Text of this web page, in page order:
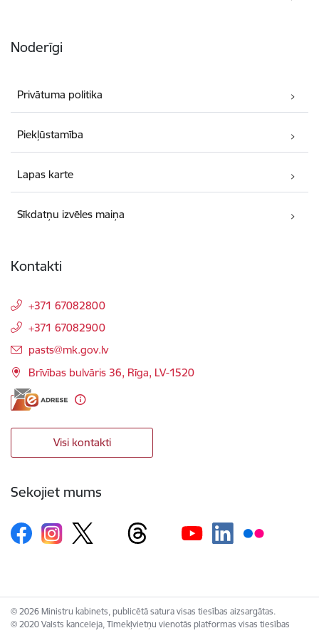
Noderīgi
Privātuma politika
Piekļūstamība
Lapas karte
Sīkdatņu izvēles maiņa
Kontakti
+371 67082800
+371 67082900
E-pasts:
pasts@mk.gov.lv
Brīvības bulvāris 36, Rīga, LV-1520
Visi kontakti
Sekojiet mums
© 2026 Ministru kabinets, publicētā satura visas tiesības aizsargātas.
© 2020 Valsts kanceleja, Tīmekļvietņu vienotās platformas visas tiesības